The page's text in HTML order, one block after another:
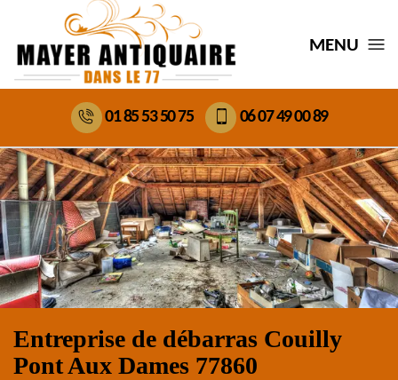
MENU
01 85 53 50 75 06 07 49 00 89
Entreprise de débarras Couilly
Pont Aux Dames 77860